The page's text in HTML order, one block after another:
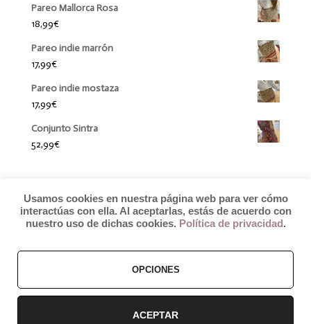
Pareo Mallorca Rosa
18,99€
Pareo indie marrón
17,99€
Pareo indie mostaza
17,99€
Conjunto Sintra
52,99€
© 2019 by Débora Colette
Términos y Condiciones–Pagos y Envíos–Cambios y Devoluciones
Usamos cookies en nuestra página web para ver cómo
interactúas con ella. Al aceptarlas, estás de acuerdo con
nuestro uso de dichas cookies. Política de privacidad .
OPCIONES
ACEPTAR